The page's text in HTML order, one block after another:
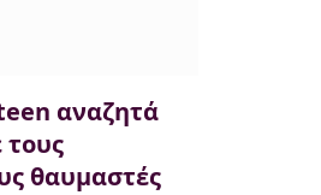
αναζητά
τους
θαυμαστές